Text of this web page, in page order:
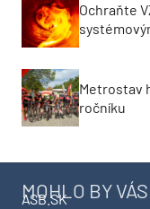
Ochraňte
Metrostav
ročníku
MOHLO BY
ASB.SK